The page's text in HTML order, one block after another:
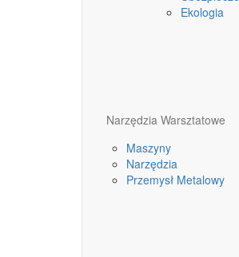
Ekologia
Narzędzia Warsztatowe
Maszyny
Narzędzia
Przemysł Metalowy